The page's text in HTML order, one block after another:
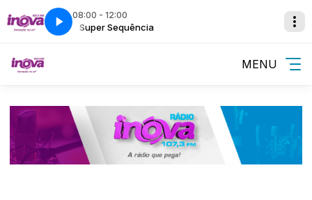
08:00 - 12:00
Super Sequência
MENU